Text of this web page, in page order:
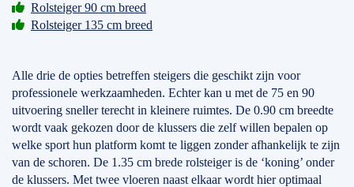
Rolsteiger 90 cm breed
Rolsteiger 135 cm breed
Alle drie de opties betreffen steigers die geschikt zijn voor
professionele werkzaamheden. Echter kan u met de 75 en 90
uitvoering sneller terecht in kleinere ruimtes. De 0.90 cm breedte
wordt vaak gekozen door de klussers die zelf willen bepalen op
welke sport hun platform komt te liggen zonder afhankelijk te zijn
van de schoren. De 1.35 cm brede rolsteiger is de ‘koning’ onder
de klussers. Met twee vloeren naast elkaar wordt hier optimaal